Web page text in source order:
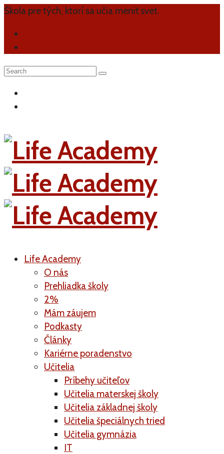
Škola pre tých, ktorí sa učia meniť svet.
Life Academy
O nás
Prehliadka školy
2%
Mám záujem
Podkasty
Články
Kariérne poradenstvo
Učitelia
Príbehy učiteľov
Učitelia materskej školy
Učitelia základnej školy
Učitelia špeciálnych tried
Učitelia gymnázia
IT